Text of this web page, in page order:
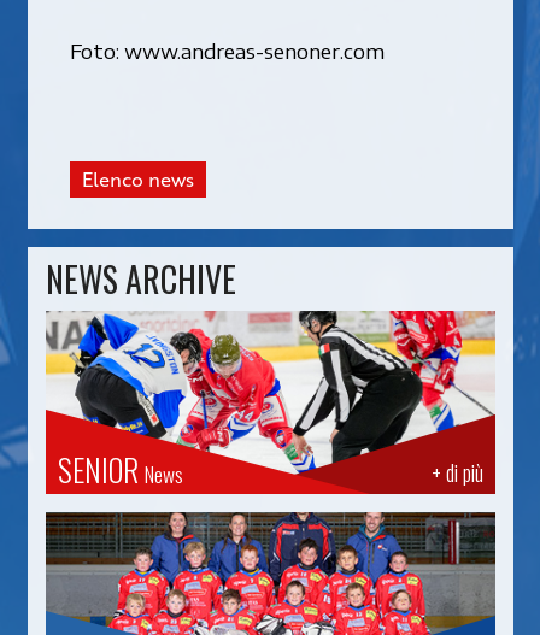
Foto: www.andreas-senoner.com
Elenco news
NEWS ARCHIVE
+ di più
SENIOR News